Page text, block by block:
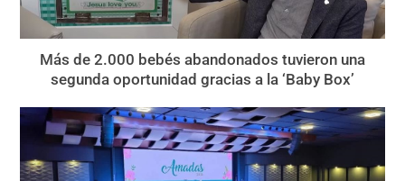
Más de 2.000 bebés abandonados tuvieron una
segunda oportunidad gracias a la ‘Baby Box’